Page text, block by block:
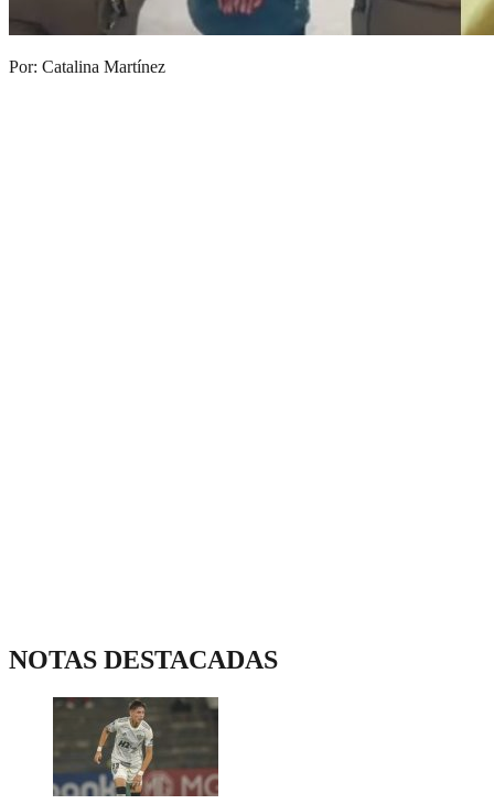
Por: Catalina Martínez
NOTAS DESTACADAS